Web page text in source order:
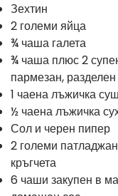
Зехтин
2 големи яйца
¾ чаша галета
¾ чаша плюс 2
пармезан, разделен
1 чаена лъжичка
½ чаена лъжичка
Сол и черен пипер
2 големи
кръгчета
6 чаши закупен в